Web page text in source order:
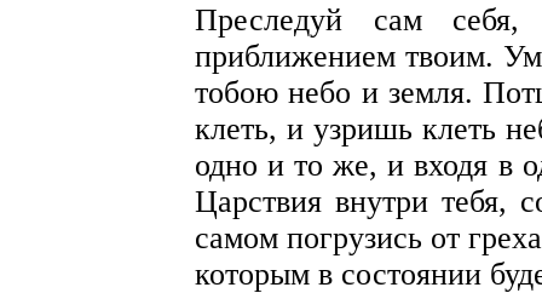
Преследуй сам
приближением твоим.
тобою небо и земля.
клеть, и узришь клеть
одно и то же, и входя в
Царствия внутри тебя,
самом погрузись от
которым в состоянии